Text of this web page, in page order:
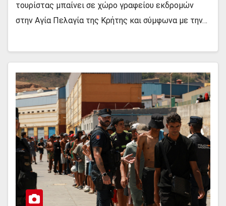
τουρίστας μπαίνει σε χώρο γραφείου εκδρομών
στην Αγία Πελαγία της Κρήτης και σύμφωνα με την…